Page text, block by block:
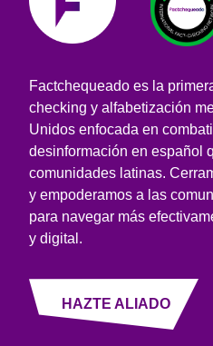
Factchequeado es la
checking y alfabetización
Unidos enfocada en
desinformación en español
comunidades latinas.
y empoderamos a las
para navegar más
y digital.
HAZTE ALIADO